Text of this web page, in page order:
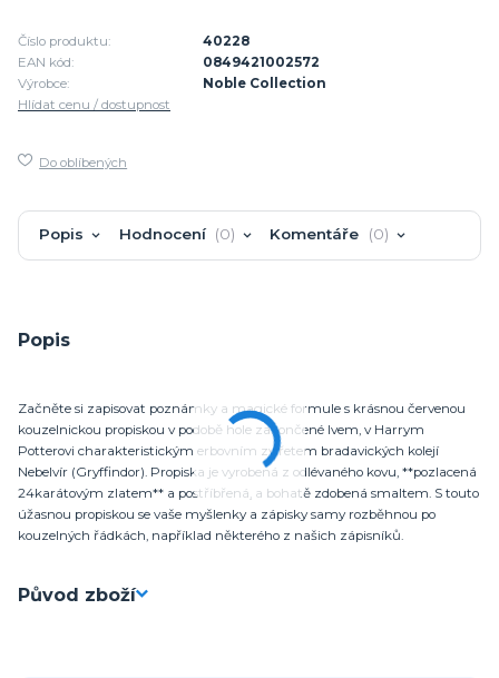
Číslo produktu:
40228
EAN kód:
0849421002572
Výrobce:
Noble Collection
Hlídat cenu / dostupnost
Do oblíbených
Popis Hodnocení 0 Komentáře 0
Popis
Začněte si zapisovat poznámky a magické formule s krásnou červenou
kouzelnickou propiskou v podobě hole zakončené lvem, v Harrym
Potterovi charakteristickým erbovním zvířetem bradavických kolejí
Nebelvír (Gryffindor). Propiska je vyrobená z odlévaného kovu, **pozlacená
24karátovým zlatem** a postříbřená, a bohatě zdobená smaltem. S touto
úžasnou propiskou se vaše myšlenky a zápisky samy rozběhnou po
kouzelných řádkách, například některého z našich zápisníků.
Původ zboží